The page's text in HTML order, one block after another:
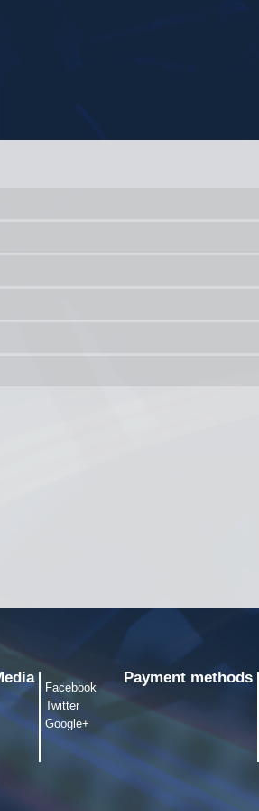
Facebook
Twitter
Google+
Payment methods